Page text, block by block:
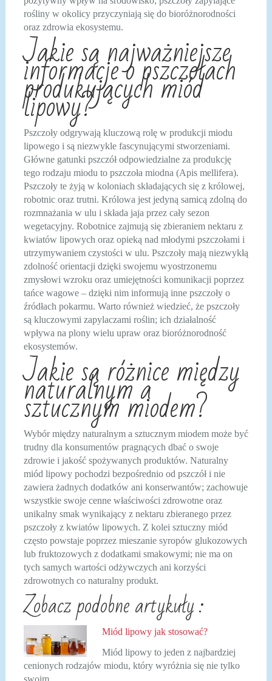
rośliny w okolicy przyczyniają się do bioróżnorodności
oraz zdrowia ekosystemu.
Jakie są najważniejsze
informacje o pszczołach
produkujących miód
lipowy?
Pszczoły odgrywają kluczową rolę w produkcji miodu
lipowego i są niezwykle fascynującymi stworzeniami.
Główne gatunki pszczół odpowiedzialne za produkcję
tego rodzaju miodu to pszczoła miodna (Apis mellifera).
Pszczoły te żyją w koloniach składających się z królowej,
robotnic oraz trutni. Królowa jest jedyną samicą zdolną do
rozmnażania w ulu i składa jaja przez cały sezon
wegetacyjny. Robotnice zajmują się zbieraniem nektaru z
kwiatów lipowych oraz opieką nad młodymi pszczołami i
utrzymywaniem czystości w ulu. Pszczoły mają niezwykłą
zdolność orientacji dzięki swojemu wyostrzonemu
zmysłowi wzroku oraz umiejętności komunikacji poprzez
tańce wagowe – dzięki nim informują inne pszczoły o
źródłach pokarmu. Warto również wiedzieć, że pszczoły
są kluczowymi zapylaczami roślin; ich działalność
wpływa na plony wielu upraw oraz bioróżnorodność
ekosystemów.
Jakie są różnice między
naturalnym a
sztucznym miodem?
Wybór między naturalnym a sztucznym miodem może być
trudny dla konsumentów pragnących dbać o swoje
zdrowie i jakość spożywanych produktów. Naturalny
miód lipowy pochodzi bezpośrednio od pszczół i nie
zawiera żadnych dodatków ani konserwantów; zachowuje
wszystkie swoje cenne właściwości zdrowotne oraz
unikalny smak wynikający z nektaru zbieranego przez
pszczoły z kwiatów lipowych. Z kolei sztuczny miód
często powstaje poprzez mieszanie syropów glukozowych
lub fruktozowych z dodatkami smakowymi; nie ma on
tych samych wartości odżywczych ani korzyści
zdrowotnych co naturalny produkt.
Zobacz podobne artykuły :
Miód lipowy jak stosować?
Miód lipowy to jeden z najbardziej
cenionych rodzajów miodu, który wyróżnia się nie tylko